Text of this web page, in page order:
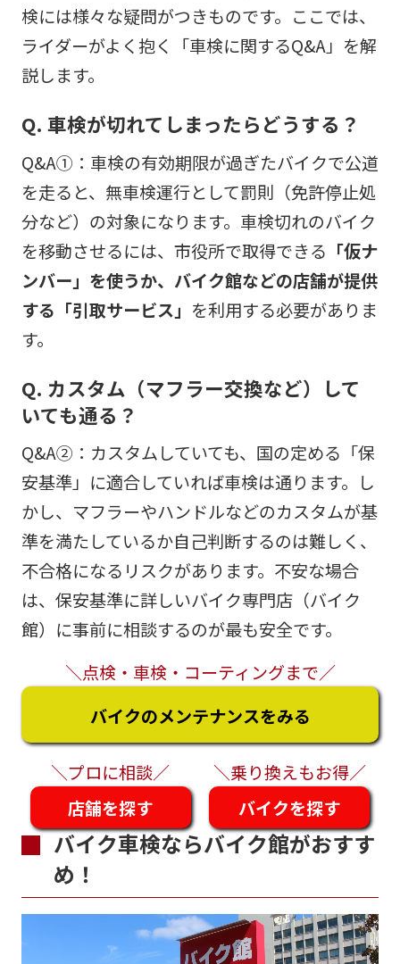
検には様々な疑問がつきものです。ここでは、
ライダーがよく抱く「車検に関するQ&A」を解
説します。
Q. 車検が切れてしまったらどうする？
Q&A①：車検の有効期限が過ぎたバイクで公道
を走ると、無車検運行として罰則（免許停止処
分など）の対象になります。車検切れのバイク
を移動させるには、市役所で取得できる 「仮ナ
ンバー」を使うか、バイク館などの店舗が提供
する「引取サービス」 を利用する必要がありま
す。
Q. カスタム（マフラー交換など）して
いても通る？
Q&A②：カスタムしていても、国の定める「保
安基準」に適合していれば車検は通ります。し
かし、マフラーやハンドルなどのカスタムが基
準を満たしているか自己判断するのは難しく、
不合格になるリスクがあります。不安な場合
は、保安基準に詳しいバイク専門店（バイク
館）に事前に相談するのが最も安全です。
＼点検・車検・コーティングまで／
バイクのメンテナンスをみる
＼プロに相談／
＼乗り換えもお得／
店舗を探す
バイクを探す
バイク車検ならバイク館がおすす
め！